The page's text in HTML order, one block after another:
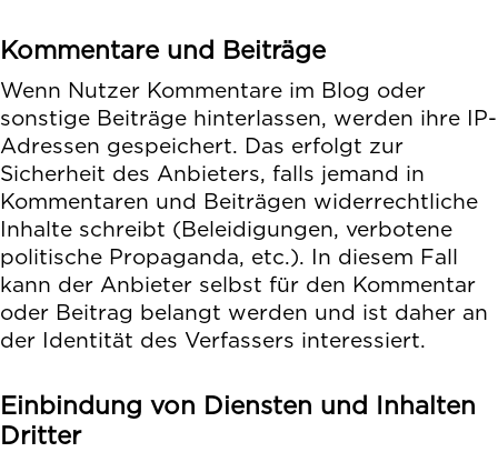
Kommentare und Beiträge
Wenn Nutzer Kommentare im Blog oder
sonstige Beiträge hinterlassen, werden ihre IP-
Adressen gespeichert. Das erfolgt zur
Sicherheit des Anbieters, falls jemand in
Kommentaren und Beiträgen widerrechtliche
Inhalte schreibt (Beleidigungen, verbotene
politische Propaganda, etc.). In diesem Fall
kann der Anbieter selbst für den Kommentar
oder Beitrag belangt werden und ist daher an
der Identität des Verfassers interessiert.
Einbindung von Diensten und Inhalten
Dritter